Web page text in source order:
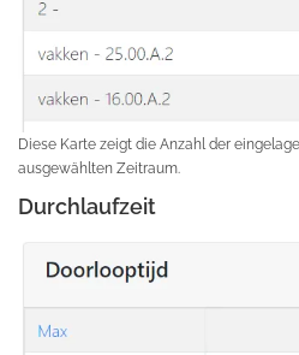
Diese Karte zeigt die Anzahl der
ausgewählten Zeitraum.
Durchlaufzeit